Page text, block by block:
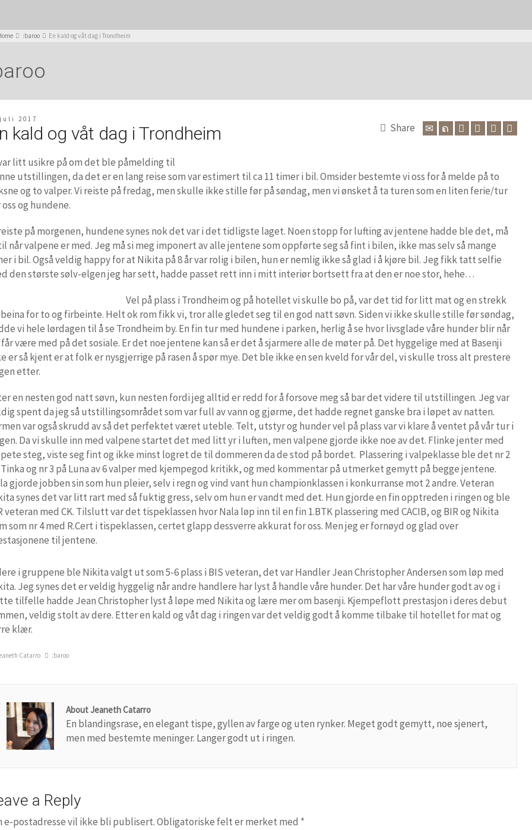
:baroo En kald og våt dag i Trondheim
2017
kald og våt dag i Trondheim Share
litt usikre på om det ble påmelding til
utstillingen, da det er en lang reise som var estimert til ca 11 timer i bil. Omsider bestemte vi oss for å melde på to
og to valper. Vi reiste på fredag, men skulle ikke stille før på søndag, men vi ønsket å ta turen som en liten ferie/tur
og hundene.
på morgenen, hundene synes nok det var i det tidligste laget. Noen stopp for lufting av jentene hadde ble det, må
når valpene er med. Jeg må si meg imponert av alle jentene som oppførte seg så fint i bilen, ikke mas selv så mange
i bil. Også veldig happy for at Nikita på 8 år var rolig i bilen, hun er nemlig ikke så glad i å kjøre bil. Jeg fikk tatt selfie
den største sølv-elgen jeg har sett, hadde passet rett inn i mitt interiør bortsett fra at den er noe stor, hehe…
Vel på plass i Trondheim og på hotellet vi skulle bo på, var det tid for litt mat og en strekk
for to og firbeinte. Helt ok rom fikk vi, tror alle gledet seg til en god natt søvn. Siden vi ikke skulle stille før søndag,
vi hele lørdagen til å se Trondheim by. En fin tur med hundene i parken, herlig å se hvor livsglade våre hunder blir når
være med på det sosiale. Er det noe jentene kan så er det å sjarmere alle de møter på. Det hyggelige med at Basenji
er så kjent er at folk er nysgjerrige på rasen å spør mye. Det ble ikke en sen kveld for vår del, vi skulle tross alt prestere
etter.
en nesten god natt søvn, kun nesten fordi jeg alltid er redd for å forsove meg så bar det videre til utstillingen. Jeg var
spent da jeg så utstillingsområdet som var full av vann og gjørme, det hadde regnet ganske bra i løpet av natten.
var også skrudd av så det perfektet været uteble. Telt, utstyr og hunder vel på plass var vi klare å ventet på vår tur i
Da vi skulle inn med valpene startet det med litt yr i luften, men valpene gjorde ikke noe av det. Flinke jenter med
steg, viste seg fint og ikke minst logret de til dommeren da de stod på bordet. Plassering i valpeklasse ble det nr 2
og nr 3 på Luna av 6 valper med kjempegod kritikk, og med kommentar på utmerket gemytt på begge jentene.
gjorde jobben sin som hun pleier, selv i regn og vind vant hun championklassen i konkurranse mot 2 andre. Veteran
synes det var litt rart med så fuktig gress, selv om hun er vandt med det. Hun gjorde en fin opptreden i ringen og ble
veteran med CK. Tilslutt var det tispeklassen hvor Nala løp inn til en fin 1.BTK plassering med CACIB, og BIR og Nikita
som nr 4 med R.Cert i tispeklassen, certet glapp dessverre akkurat for oss. Men jeg er fornøyd og glad over
til jentene.
i gruppene ble Nikita valgt ut som 5-6 plass i BIS veteran, det var Handler Jean Christopher Andersen som løp med
Jeg synes det er veldig hyggelig når andre handlere har lyst å handle våre hunder. Det har våre hunder godt av og i
tilfelle hadde Jean Christopher lyst å løpe med Nikita og lære mer om basenji. Kjempeflott prestasjon i deres debut
veldig stolt av dere. Etter en kald og våt dag i ringen var det veldig godt å komme tilbake til hotellet for mat og
klær.
Catarro :baroo
About Jeaneth Catarro
En blandingsrase, en elegant tispe, gyllen av farge og uten rynker. Meget godt gemytt, noe sjenert,
men med bestemte meninger. Langer godt ut i ringen.
a Reply
e-postadresse vil ikke bli publisert.Obligatoriske felt er merket med *